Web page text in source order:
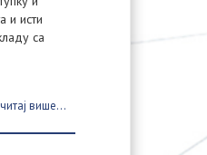
и исти
са
више...